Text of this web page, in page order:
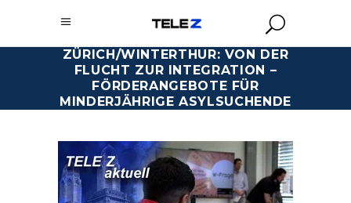
ZÜRICH/WINTERTHUR: VON DER
FLUCHT ZUR INTEGRATION –
FÖRDERANGEBOTE FÜR
MINDERJÄHRIGE ASYLSUCHENDE